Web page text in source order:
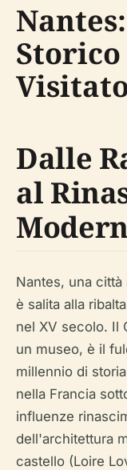
Dalle
al
Nantes, una
è salita alla
nel XV secolo. Il
un museo, è il
millennio di
nella Francia
influenze
dell'architettura
castello (Loire